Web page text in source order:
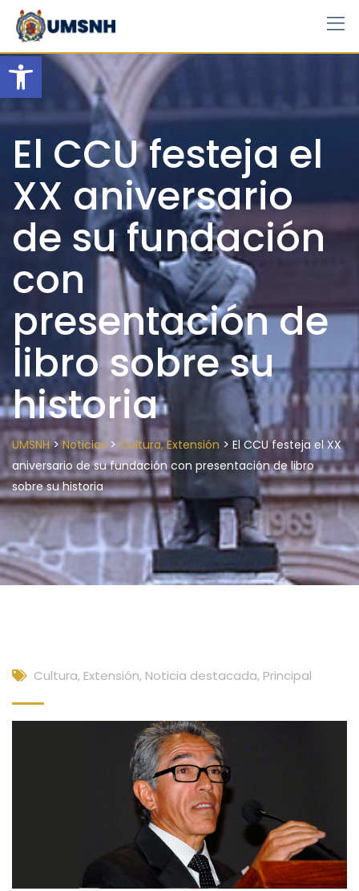
Open toolbar
Skip
content
El CCU festeja el
XX aniversario
de su fundación
con
presentación de
libro sobre su
historia
UMSNH> Noticias > Cultura, Extensión > El CCU festeja el XX
aniversario de su fundación con presentación de libro
sobre su historia
Cultura, Extensión, Noticia destacada, Principal